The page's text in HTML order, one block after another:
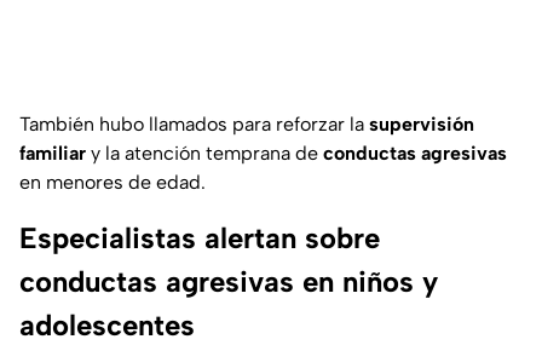
También hubo llamados para reforzar la supervisión
familiar y la atención temprana de conductas agresivas
en menores de edad.
Especialistas alertan sobre
conductas agresivas en niños y
adolescentes